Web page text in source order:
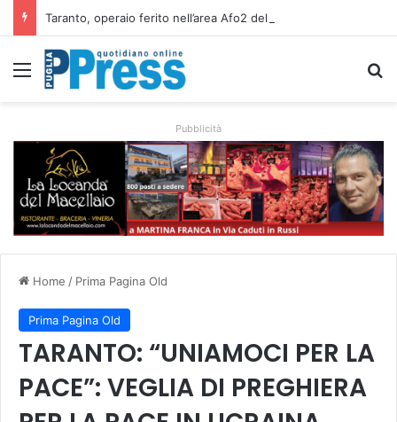
Menu
Pubblicità
Home / Prima Pagina Old
Prima Pagina Old
TARANTO: “UNIAMOCI PER LA
PACE”: VEGLIA DI PREGHIERA